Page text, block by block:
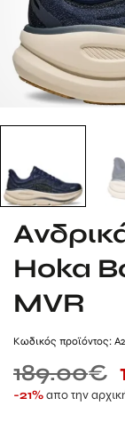
Hoka
MVR
Kωδικός προϊόντος:
189.00€
-21%απο την